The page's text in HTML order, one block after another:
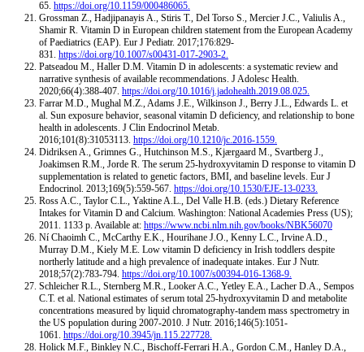
65. https://doi.org/10.1159/000486065.
Grossman Z., Hadjipanayis A., Stiris T., Del Torso S., Mercier J.C., Valiulis A.,
Shamir R. Vitamin D in European children statement from the European Academy
of Paediatrics (EAP). Eur J Pediatr. 2017;176:829-
831. https://doi.org/10.1007/s00431-017-2903-2.
Patseadou M., Haller D.M. Vitamin D in adolescents: a systematic review and
narrative synthesis of available recommendations. J Adolesc Health.
2020;66(4):388-407. https://doi.org/10.1016/j.jadohealth.2019.08.025.
Farrar M.D., Mughal M.Z., Adams J.E., Wilkinson J., Berry J.L., Edwards L. et
al. Sun exposure behavior, seasonal vitamin D deficiency, and relationship to bone
health in adolescents. J Clin Endocrinol Metab.
2016;101(8):31053113. https://doi.org/10.1210/jc.2016-1559.
Didriksen A., Grimnes G., Hutchinson M.S., Kjærgaard M., Svartberg J.,
Joakimsen R.M., Jorde R. The serum 25-hydroxyvitamin D response to vitamin D
supplementation is related to genetic factors, BMI, and baseline levels. Eur J
Endocrinol. 2013;169(5):559-567. https://doi.org/10.1530/EJE-13-0233.
Ross A.C., Taylor C.L., Yaktine A.L., Del Valle H.B. (eds.) Dietary Reference
Intakes for Vitamin D and Calcium. Washington: National Academies Press (US);
2011. 1133 p. Available at: https://www.ncbi.nlm.nih.gov/books/NBK56070
Ní Chaoimh C., McCarthy E.K., Hourihane J.O., Kenny L.C., Irvine A.D.,
Murray D.M., Kiely M.E. Low vitamin D deficiency in Irish toddlers despite
northerly latitude and a high prevalence of inadequate intakes. Eur J Nutr.
2018;57(2):783-794. https://doi.org/10.1007/s00394-016-1368-9.
Schleicher R.L., Sternberg M.R., Looker A.C., Yetley E.A., Lacher D.A., Sempos
C.T. et al. National estimates of serum total 25-hydroxyvitamin D and metabolite
concentrations measured by liquid chromatography-tandem mass spectrometry in
the US population during 2007-2010. J Nutr. 2016;146(5):1051-
1061. https://doi.org/10.3945/jn.115.227728.
Holick M.F., Binkley N.C., Bischoff-Ferrari H.A., Gordon C.M., Hanley D.A.,